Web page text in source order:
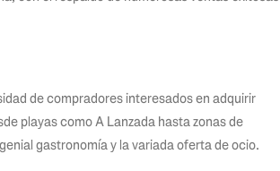
de compradores interesados en adquirir
playas como A Lanzada hasta zonas de
gastronomía y la variada oferta de ocio.